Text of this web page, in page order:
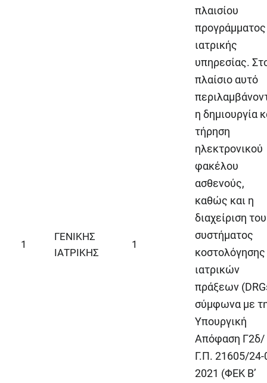
1
ΓΕΝΙΚΗΣ
ΙΑΤΡΙΚΗΣ
1
πλαισίου
προγράμματος
ιατρικής
υπηρεσίας.
πλαίσιο αυτό
η δημιουργία
τήρηση
ηλεκτρονικού
φακέλου
ασθενούς,
καθώς και η
διαχείριση του
συστήματος
κοστολόγησης
ιατρικών
πράξεων
σύμφωνα με
Υπουργική
Απόφαση Γ2δ/
Γ.Π. 21605/24-
2021 (ΦΕΚ Β’